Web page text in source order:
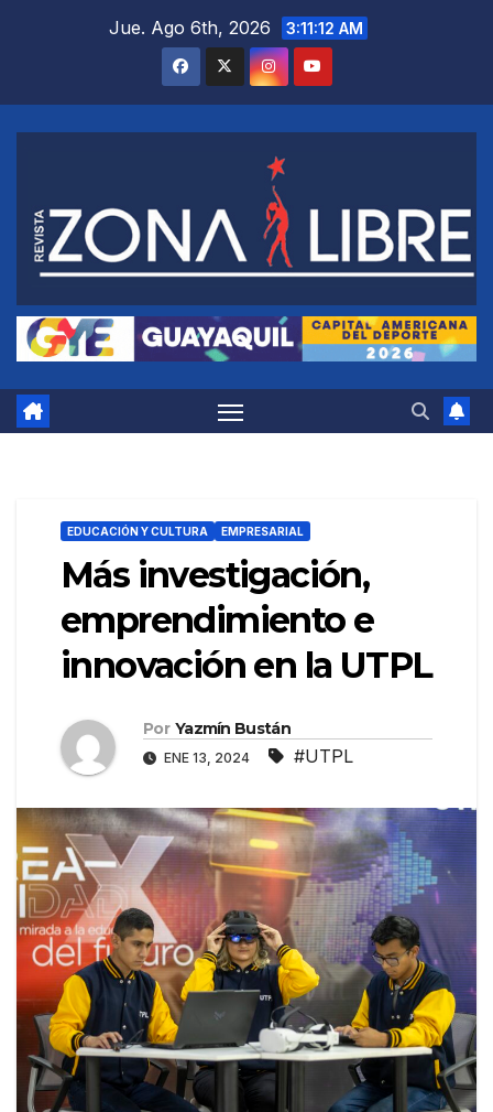
Jue. Ago 6th, 2026 3:11:13 AM
EDUCACIÓN Y CULTURA EMPRESARIAL
Más investigación,
emprendimiento e
innovación en la UTPL
Por Yazmín Bustán
ENE 13, 2024 #UTPL